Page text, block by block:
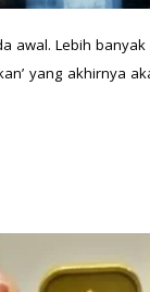
Lebih
yang akhirnya